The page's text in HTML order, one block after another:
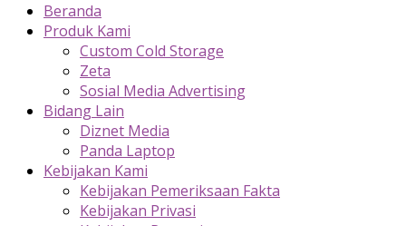
Beranda
Produk Kami
Custom Cold Storage
Zeta
Sosial Media Advertising
Bidang Lain
Diznet Media
Panda Laptop
Kebijakan Kami
Kebijakan Pemeriksaan Fakta
Kebijakan Privasi